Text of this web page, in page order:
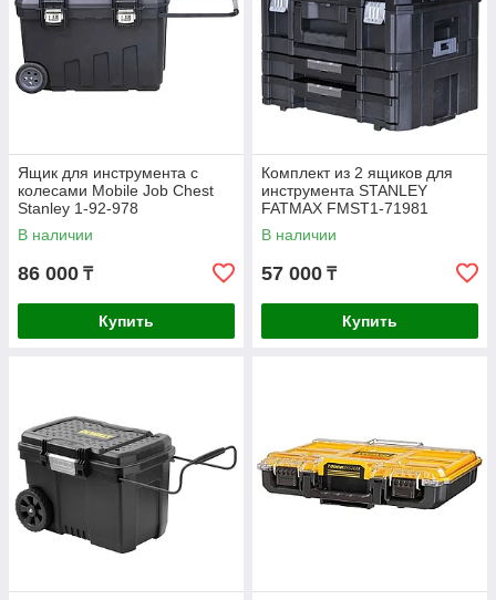
Ящик для инструмента с
колесами Mobile Job Chest
Stanley 1-92-978
В наличии
86 000 ₸
Купить
Комплект из 2 ящиков для
инструмента STANLEY
FATMAX FMST1-71981
В наличии
57 000 ₸
Купить